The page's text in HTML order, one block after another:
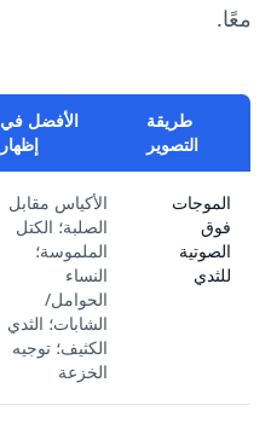
معًا.
طريقة
التصوير
الأفضل في
إظهار
الموجات
فوق
الصوتية
للثدي
الأكياس مقابل
الصلبة؛ الكتل
الملموسة؛
النساء
الحوامل/
الشابات؛ الثدي
الكثيف؛ توجيه
الخزعة